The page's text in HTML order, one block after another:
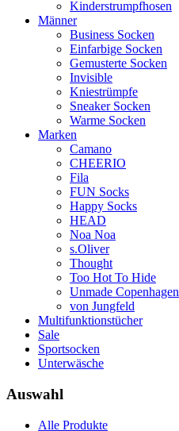
Kinderstrumpfhosen
Männer
Business Socken
Einfarbige Socken
Gemusterte Socken
Invisible
Kniestrümpfe
Sneaker Socken
Warme Socken
Marken
Camano
CHEERIO
Fila
FUN Socks
Happy Socks
HEAD
Noa Noa
s.Oliver
Thought
Too Hot To Hide
Unmade Copenhagen
von Jungfeld
Multifunktionstücher
Sale
Sportsocken
Unterwäsche
Auswahl
Alle Produkte